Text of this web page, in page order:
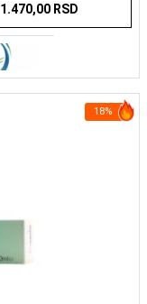
1.470,00 RSD
18%